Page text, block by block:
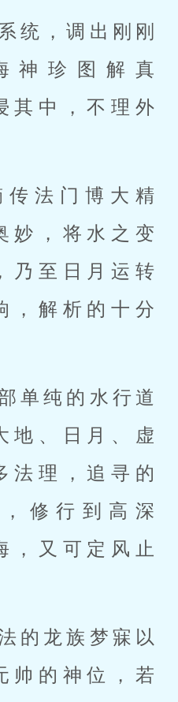
统，调出刚刚
神珍图解真
其中，不理外
法门博大精
妙，将水之变
乃至日月运转
，解析的十分
单纯的水行道
地、日月、虚
法理，追寻的
修行到高深
，又可定风止
的龙族梦寐以
帅的神位，若